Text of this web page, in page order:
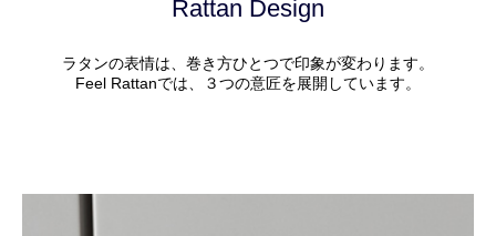
Rattan Design
ラタンの表情は、巻き方ひとつで印象が変わります。
Feel Rattanでは、３つの意匠を展開しています。